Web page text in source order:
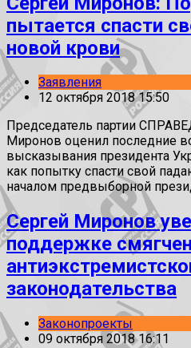
пытается спасти
новой крови
Заявления
12 октября 2018 15:50
Председатель партии
Миронов оценил последние
высказывания президента
как попытку спасти свой
началом предвыборной
Сергей Миронов
поддержке
законодательства
Законопроекты
09 октября 2018 16:11